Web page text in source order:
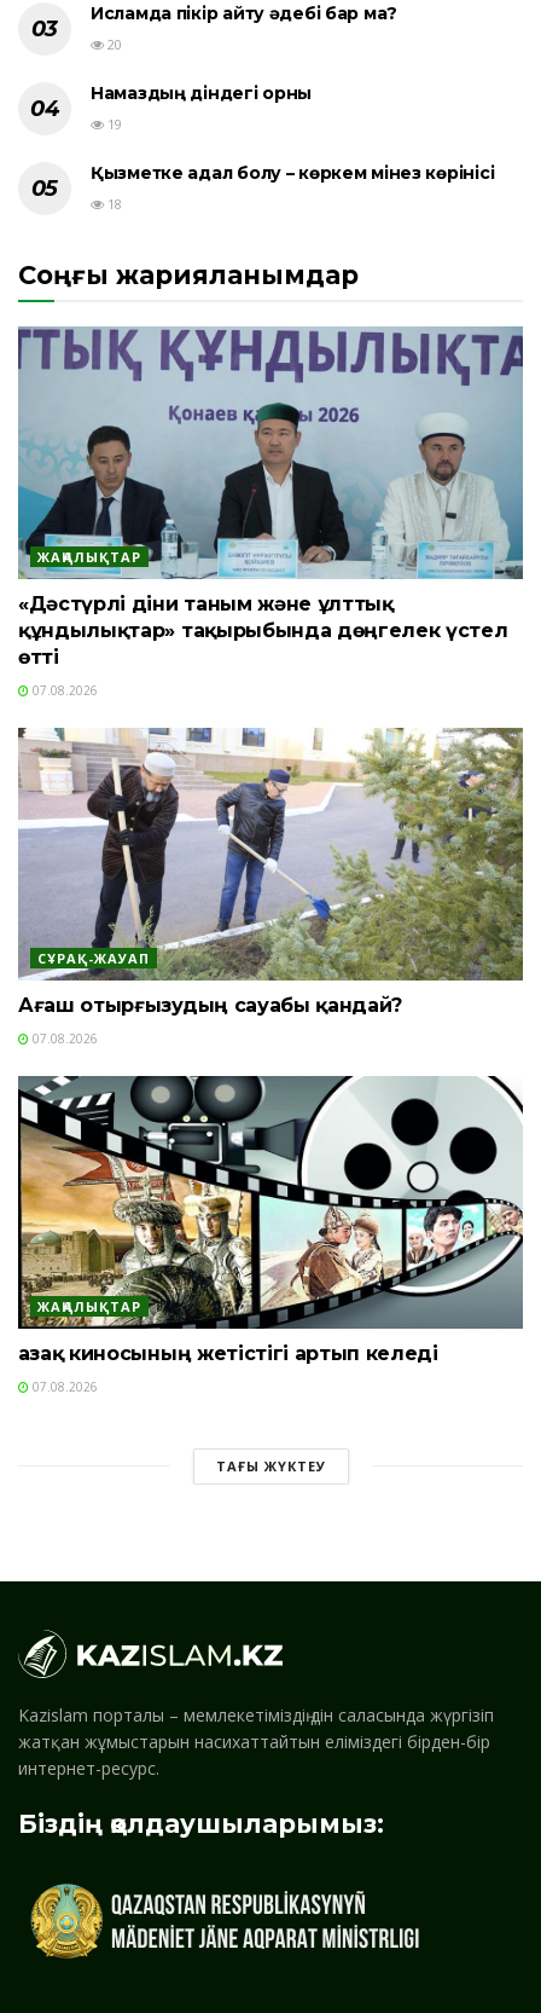
Исламда пікір айту әдебі бар ма?
20
Намаздың діндегі орны
19
Қызметке адал болу – көркем мінез көрінісі
18
Соңғы жарияланымдар
ЖАҢАЛЫҚТАР
«Дәстүрлі діни таным және ұлттық
құндылықтар» тақырыбында дөңгелек үстел
өтті
07.08.2026
СҰРАҚ-ЖАУАП
Ағаш отырғызудың сауабы қандай?
07.08.2026
ЖАҢАЛЫҚТАР
Қазақ киносының жетістігі артып келеді
07.08.2026
ТАҒЫ ЖҮКТЕУ
Kazislam порталы – мемлекетіміздің дін саласында жүргізіп
жатқан жұмыстарын насихаттайтын еліміздегі бірден-бір
интернет-ресурс.
Біздің қолдаушыларымыз: